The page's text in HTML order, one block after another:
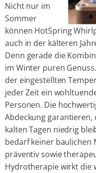
Nicht nur im
Sommer
können HotSpring
auch in der kälteren
Denn gerade die
im Winter puren
der eingestellten
jeder Zeit ein
Personen. Die
Abdeckung garantieren,
kalten Tagen niedrig
bedarf keiner baulichen
präventiv sowie
Hydrotherapie wirkt die